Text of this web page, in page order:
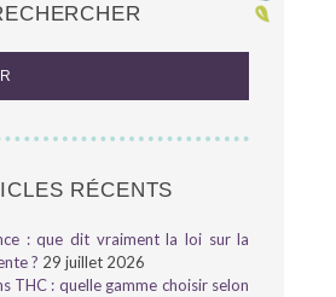
RÉCENTS
: que dit vraiment la loi sur la
? 29 juillet 2026
THC : quelle gamme choisir selon